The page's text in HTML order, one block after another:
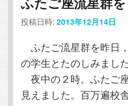
テ
ツ
へ
ン
へ
移
投稿日時:2013年12月14日
ふたご流星群を昨日
の学生とたのしみました
夜中の２時。ふたご
見えました。百万遍校